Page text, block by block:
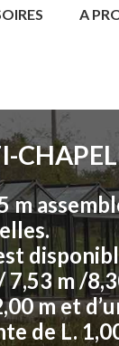
A
m
7,53 m /
m et
de L.